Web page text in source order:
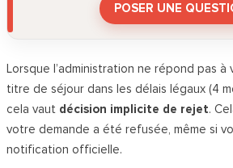
POSER UNE
Lorsque l’administration ne répond pas
titre de séjour dans les délais légaux (4
cela vaut décision implicite de rejet.
votre demande a été refusée, même si
notification officielle.